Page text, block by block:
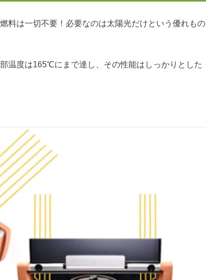
料は一切不要！必要なのは太陽光だけという優れもの
温度は165℃にまで達し、その性能はしっかりとした